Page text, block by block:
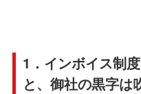
1．インボイス制
と、御社の黒字は